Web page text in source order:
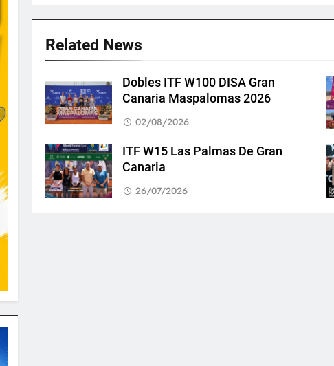
Related News
Dobles ITF W100 DISA Gran
Canaria Maspalomas 2026
02/08/2026
ITF W15 Las Palmas De Gran
Canaria
26/07/2026